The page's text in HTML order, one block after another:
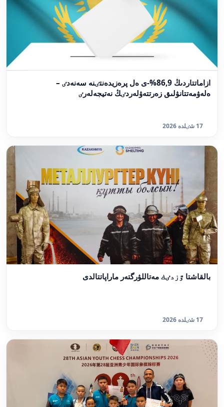
ازاماتتاردىڭ 86,9%-ى ەل پرەزيدەنتٸنە سەنەدٸ –
ەلەۋمەتتانۋلىق زەرتتەۋلەردٸڭ نەتيجەلەرٸ
17 شٸلدە 2026
بالقاشتا ٷزدٸك مەتاللۋرگتەر ماراپاتتالدى
17 شٸلدە 2026